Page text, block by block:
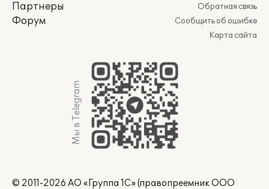
Партнеры
Форум
Обратная связь
Сообщить об ошибке
Карта сайта
Мы в Telegram
© 2011-2026 АО «Группа 1С» (правопреемник ООО